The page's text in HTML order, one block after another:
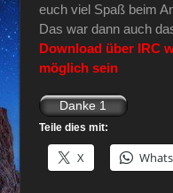
euch viel Spaß beim
Das war dann auch
Download über IRC
möglich sein
Teile dies mit:
X